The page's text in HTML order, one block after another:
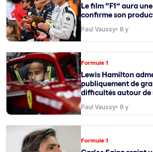
Le film “F1” aura
confirme son
Paul Vaussy 8 y
Formule 1
Lewis Hamilton
publiquement de
difficultés autour de
Paul Vaussy 8 y
Formule 1